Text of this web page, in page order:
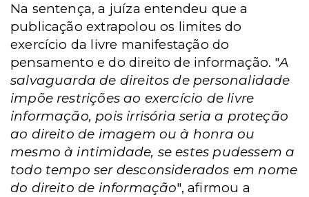
Na sentença, a juíza entendeu que a
publicação extrapolou os limites do
exercício da livre manifestação do
pensamento e do direito de informação. "A
salvaguarda de direitos de personalidade
impõe restrições ao exercício de livre
informação, pois irrisória seria a proteção
ao direito de imagem ou à honra ou
mesmo à intimidade, se estes pudessem a
todo tempo ser desconsiderados em nome
do direito de informação", afirmou a